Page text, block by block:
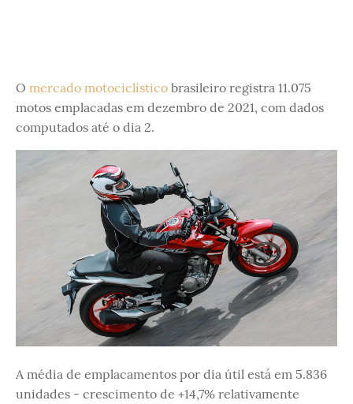
O mercado motociclístico brasileiro registra 11.075
motos emplacadas em dezembro de 2021, com dados
computados até o dia 2.
A média de emplacamentos por dia útil está em 5.836
unidades - crescimento de +14,7% relativamente